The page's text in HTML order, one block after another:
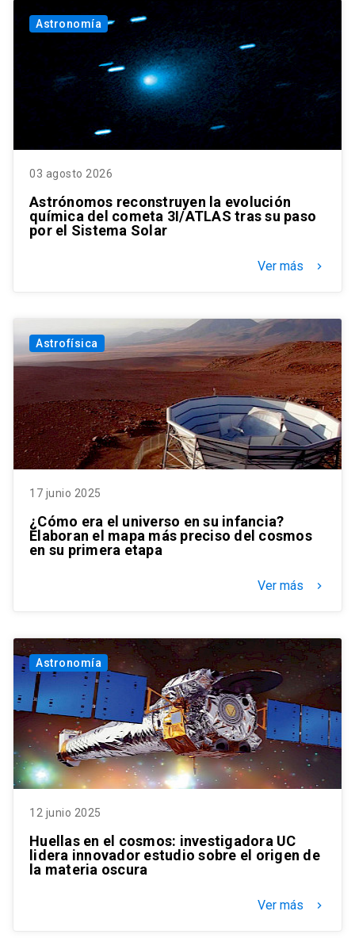
Astronomía
03 agosto 2026
Astrónomos reconstruyen la evolución
química del cometa 3I/ATLAS tras su paso
por el Sistema Solar
Ver más keyboard_arrow_right
Astrofísica
17 junio 2025
¿Cómo era el universo en su infancia?
Elaboran el mapa más preciso del cosmos
en su primera etapa
Ver más keyboard_arrow_right
Astronomía
12 junio 2025
Huellas en el cosmos: investigadora UC
lidera innovador estudio sobre el origen de
la materia oscura
Ver más keyboard_arrow_right